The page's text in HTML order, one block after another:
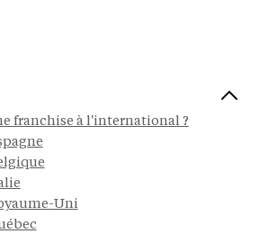
franchise à l'international ?
Uni